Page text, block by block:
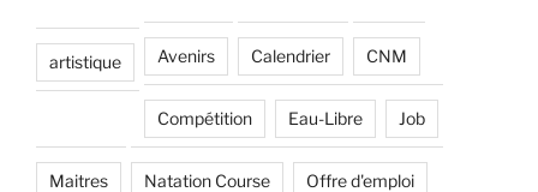
artistique Avenirs Calendrier CNM
Compétition Eau-Libre Job
Maitres Natation Course Offre d'emploi